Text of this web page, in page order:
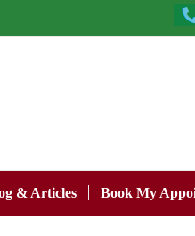
& Articles Book My